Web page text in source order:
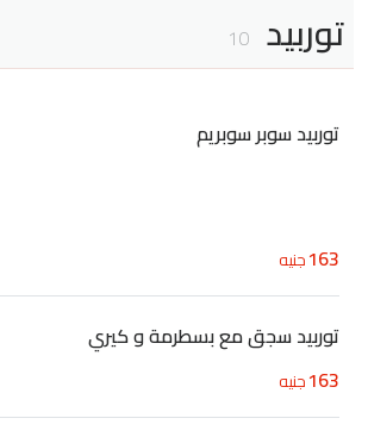
توربيد 10
توربيد سوبر سوبريم
163جنيه
توربيد سجق مع بسطرمة و كيري
163جنيه